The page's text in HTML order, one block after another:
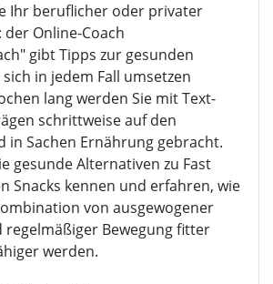
Ihr beruflicher oder privater
Online-Coach
gibt Tipps zur gesunden
in jedem Fall umsetzen
lang werden Sie mit Text-
schrittweise auf den
in Sachen Ernährung gebracht.
gesunde Alternativen zu Fast
Snacks kennen und erfahren, wie
von ausgewogener
regelmäßiger Bewegung fitter
werden.